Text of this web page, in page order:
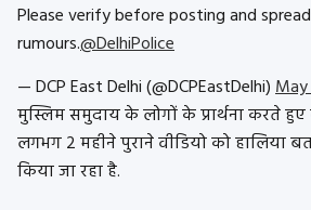
Please verify before posting and
rumours.@DelhiPolice
— DCP East Delhi (@DCPEastDelhi)May
मुस्लिम समुदाय के लोगों के प्रार्थना करते हुए
लगभग 2 महीने पुराने वीडियो को हालिया
किया जा रहा है.